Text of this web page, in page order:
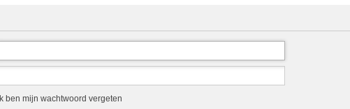
Ik ben mijn wachtwoord vergeten